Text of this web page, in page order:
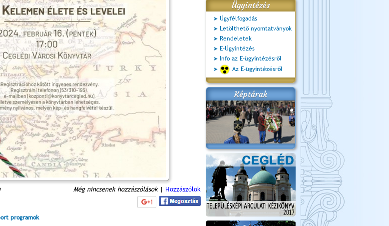
Még nincsenek hozzászólások| Hozzászólok
programok
Ügyintézés
Ügyfélfogadás
Letölthető nyomtatványok
Rendeletek
E-Ügyintézés
Info az E-ügyintézésről
Az E-ügyintézésről
Képtárak